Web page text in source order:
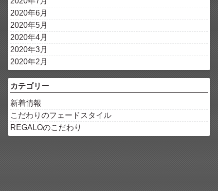
2020年6月
2020年5月
2020年4月
2020年3月
2020年2月
カテゴリー
新着情報
こだわりのフェードスタイル
REGALOのこだわり